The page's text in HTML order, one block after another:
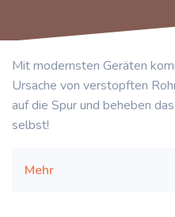
Mit modernsten Geräten
Ursache von verstopften
auf die Spur und beheben
selbst!
Mehr